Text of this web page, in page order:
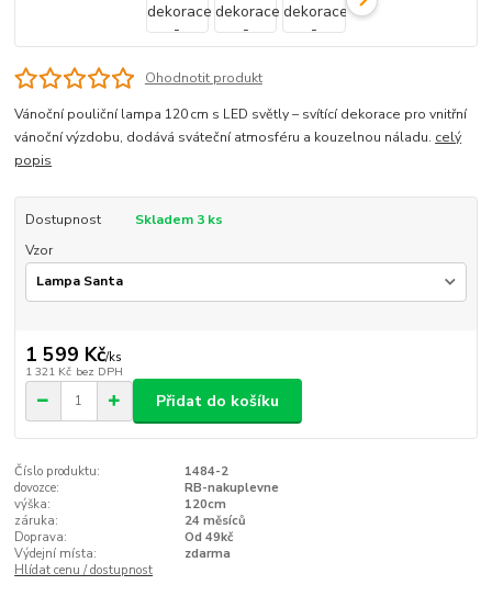
Ohodnotit produkt
Vánoční pouliční lampa 120 cm s LED světly – svítící dekorace pro vnitřní
vánoční výzdobu, dodává sváteční atmosféru a kouzelnou náladu. celý
popis
Dostupnost
Skladem 3 ks
Vzor
1 599 Kč/ks
1 321 Kč bez DPH
Přidat do košíku
Číslo produktu:
1484-2
dovozce:
RB-nakuplevne
výška:
120cm
záruka:
24 měsíců
Doprava:
Od 49kč
Výdejní místa:
zdarma
Hlídat cenu / dostupnost